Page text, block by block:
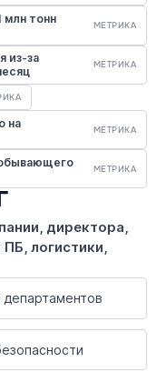
млн тонн
МЕТРИКА
из-за
МЕТРИКА
на
МЕТРИКА
МЕТРИКА
директора,
логистики,